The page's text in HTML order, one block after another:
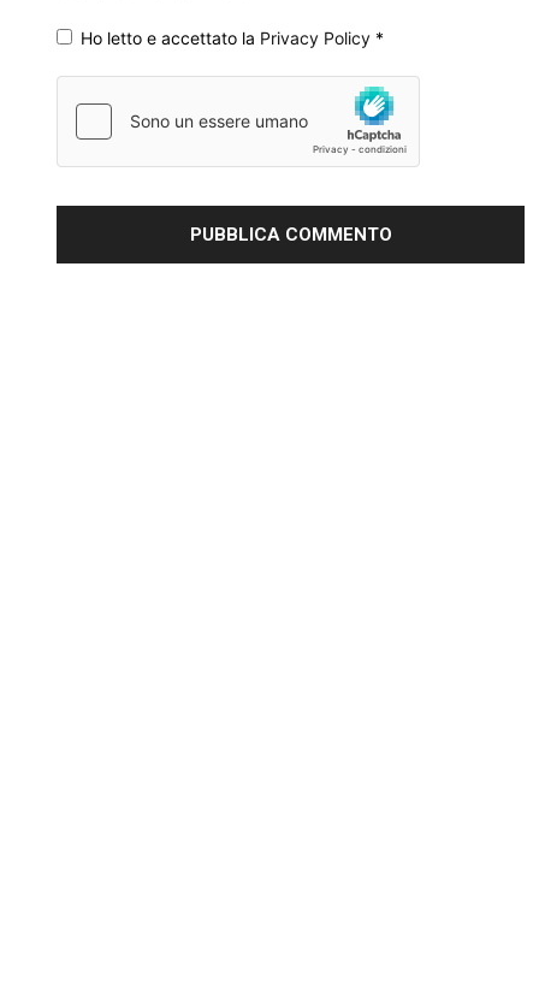
Ho letto e accettato la Privacy Policy *